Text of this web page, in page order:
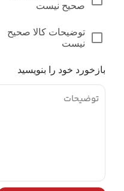
صحیح نیست
توضیحات کالا صحیح
نیست
بازخورد خود را بنویسید